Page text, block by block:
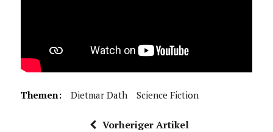
Themen: Dietmar Dath Science Fiction
Vorheriger Artikel